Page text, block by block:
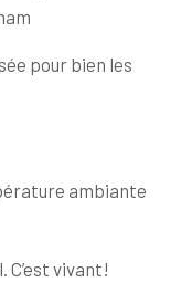
pour bien les
ambiante
C’est vivant!